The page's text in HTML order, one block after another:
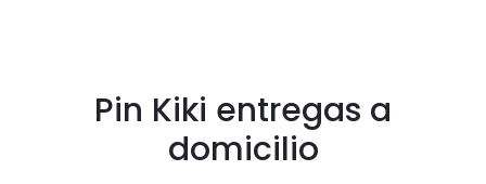
Pin Kiki entregas a
domicilio